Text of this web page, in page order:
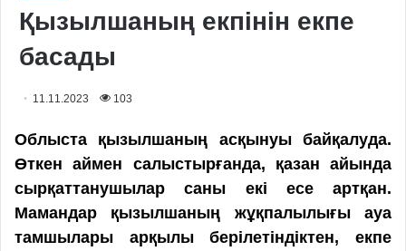
Қызылшаның екпінін екпе
басады
11.11.2023 103
Облыста қызылшаның асқынуы байқалуда.
Өткен аймен салыстырғанда, қазан айында
сырқаттанушылар саны екі есе артқан.
Мамандар қызылшаның жұқпалылығы ауа
тамшылары арқылы берілетіндіктен, екпе